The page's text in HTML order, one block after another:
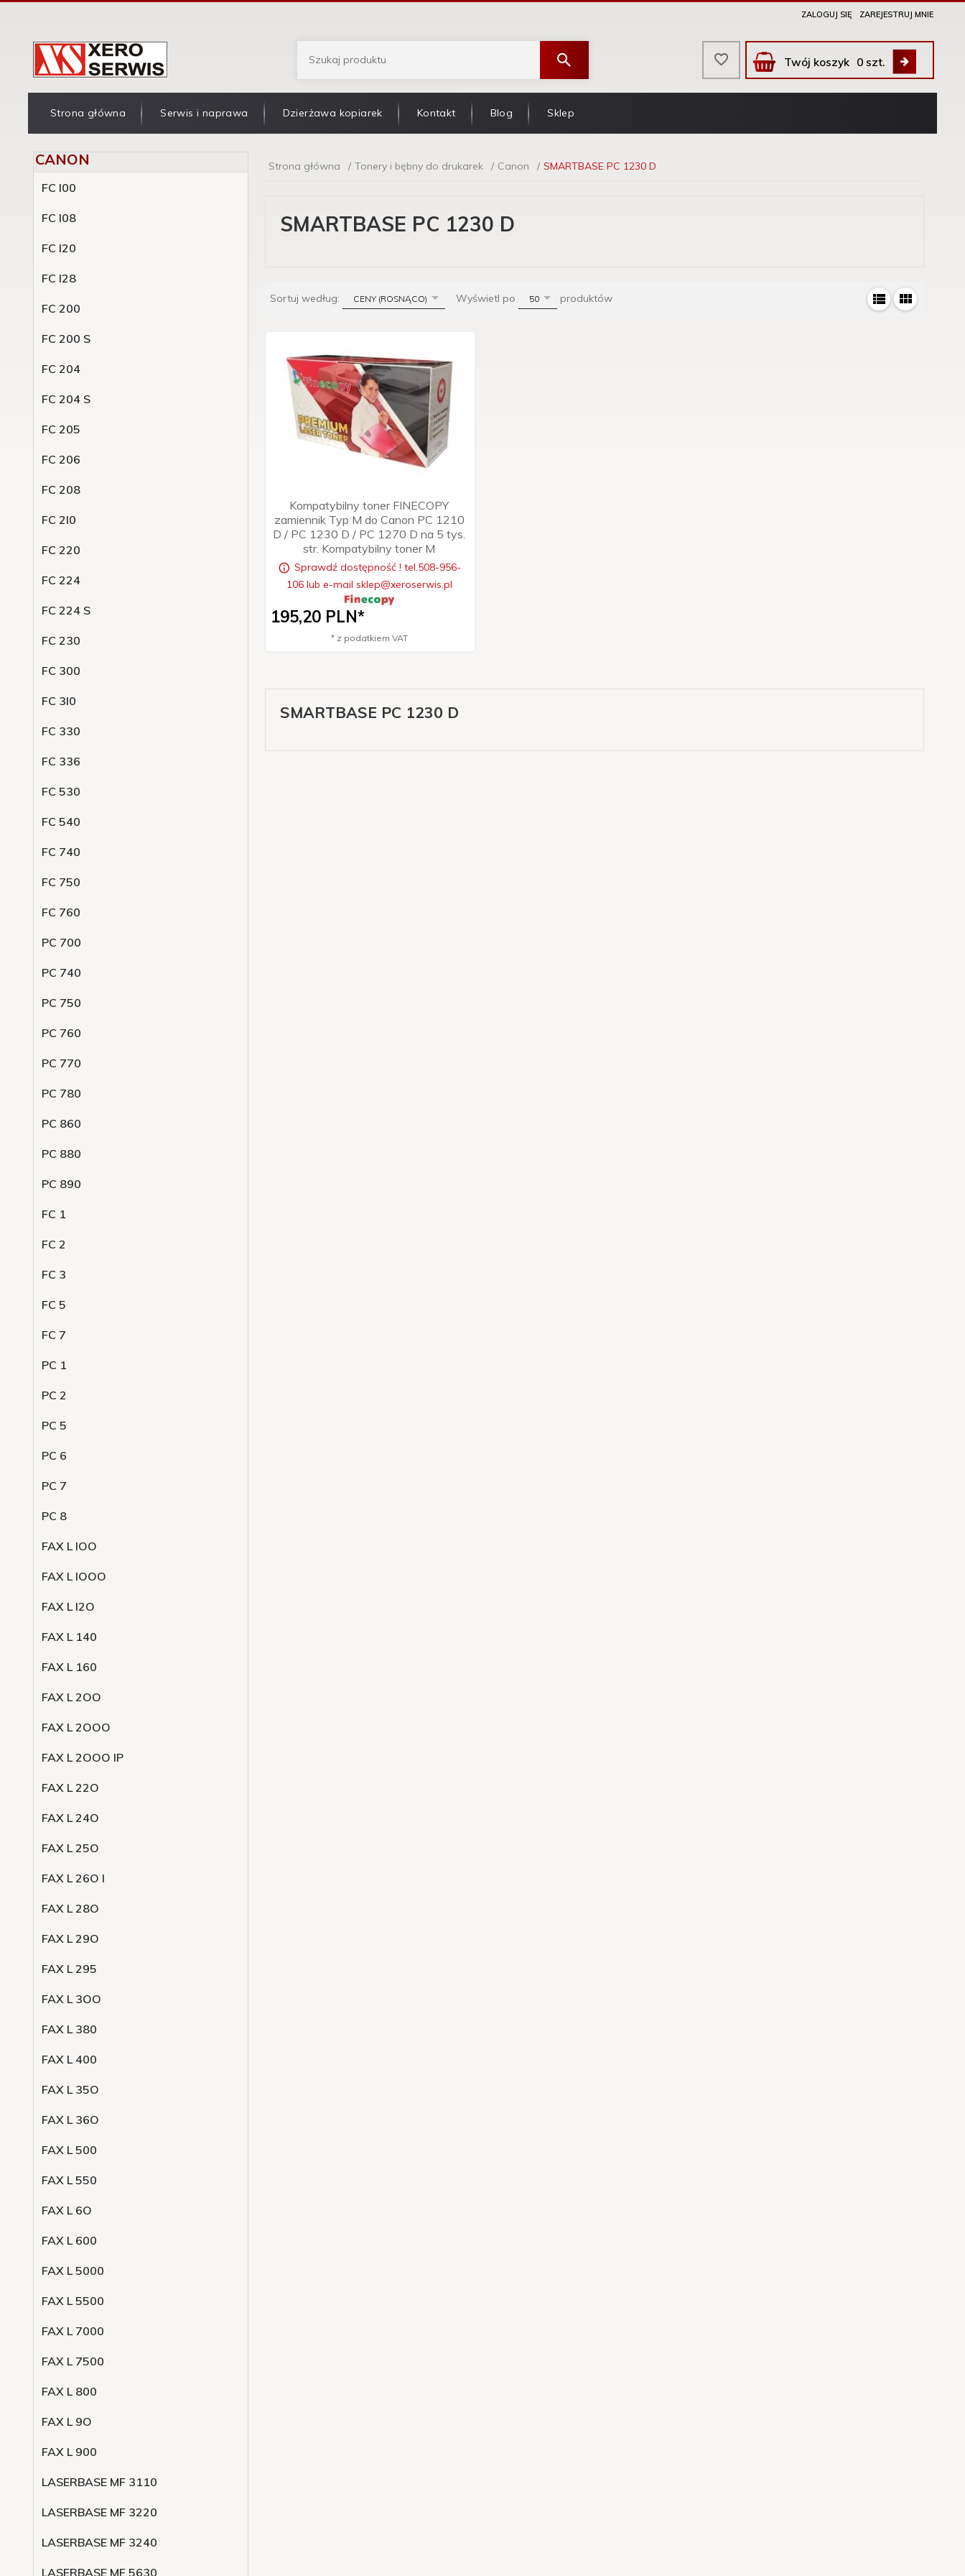
ZALOGUJ SIĘ ZAREJESTRUJ MNIE
Twój koszyk 0szt.
Strona główna Serwis i naprawa Dzierżawa kopiarek Kontakt Blog Sklep
CANON
FC l00
FC l08
FC l20
FC l28
FC 200
FC 200 S
FC 204
FC 204 S
FC 205
FC 206
FC 208
FC 2l0
FC 220
FC 224
FC 224 S
FC 230
FC 300
FC 3l0
FC 330
FC 336
FC 530
FC 540
FC 740
FC 750
FC 760
PC 700
PC 740
PC 750
PC 760
PC 770
PC 780
PC 860
PC 880
PC 890
FC 1
FC 2
FC 3
FC 5
FC 7
PC 1
PC 2
PC 5
PC 6
PC 7
PC 8
FAX L lOO
FAX L lOOO
FAX L l2O
FAX L 140
FAX L 160
FAX L 2OO
FAX L 2OOO
FAX L 2OOO IP
FAX L 22O
FAX L 24O
FAX L 25O
FAX L 26O I
FAX L 28O
FAX L 29O
FAX L 295
FAX L 3OO
FAX L 380
FAX L 400
FAX L 35O
FAX L 36O
FAX L 500
FAX L 550
FAX L 6O
FAX L 600
FAX L 5000
FAX L 5500
FAX L 7000
FAX L 7500
FAX L 800
FAX L 9O
FAX L 900
LASERBASE MF 3110
LASERBASE MF 3220
LASERBASE MF 3240
LASERBASE MF 5630
Strona główna Tonery i bębny do drukarek Canon SMARTBASE PC 1230 D
SMARTBASE PC 1230 D
Sortuj według: sortCENY (ROSNĄCO) Wyświetl po pop
50 produktów
Kompatybilny toner FINECOPY
zamiennik Typ M do Canon PC 1210
D / PC 1230 D / PC 1270 D na 5 tys.
str. Kompatybilny toner M
Sprawdź dostępność ! tel.508-956-
106 lub e-mail sklep@xeroserwis.pl
195,20 PLN*
* z podatkiem VAT
SMARTBASE PC 1230 D